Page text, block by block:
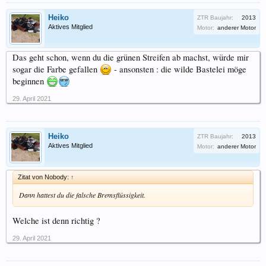
Heiko
Aktives Mitglied
ZTR Baujahr:
2013
Motor: anderer Motor
Das geht schon, wenn du die grünen Streifen ab machst, würde mir
sogar die Farbe gefallen
- ansonsten : die wilde Bastelei möge
beginnen
29. April 2021
Heiko
Aktives Mitglied
ZTR Baujahr:
2013
Motor: anderer Motor
Zitat von Nobody: ↑
Dann hattest du die falsche Bremsflüssigkeit.
Welche ist denn richtig ?
29. April 2021